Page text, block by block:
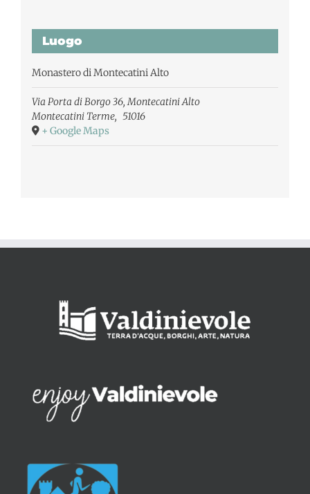
Luogo
Monastero di Montecatini Alto
Via Porta di Borgo 36, Montecatini Alto
Montecatini Terme, 51016
+ Google Maps